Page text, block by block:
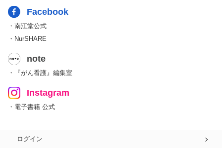
Facebook
・南江堂公式
・NurSHARE
note
・『がん看護』編集室
Instagram
・電子書籍 公式
ログイン